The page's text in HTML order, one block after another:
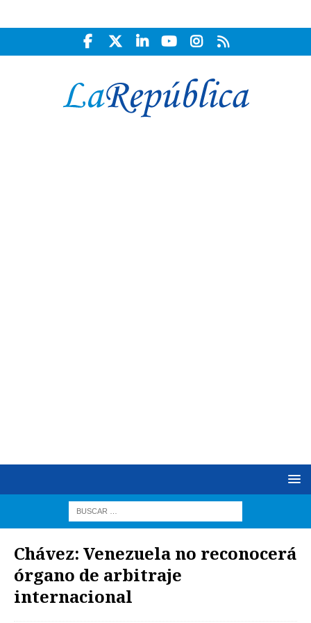
Chávez: Venezuela no reconocerá
órgano de arbitraje
internacional